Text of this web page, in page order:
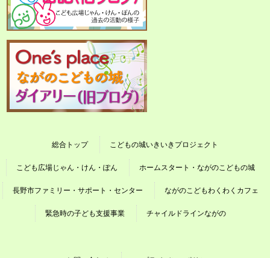
総合トップ こどもの城いきいきプロジェクト
こども広場じゃん・けん・ぽん ホームスタート・ながのこどもの城
長野市ファミリー・サポート・センター ながのこどもわくわくカフェ
緊急時の子ども支援事業 チャイルドラインながの